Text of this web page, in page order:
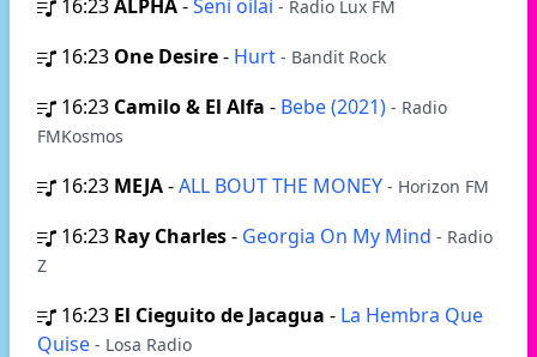
16:23ALPHA-Seni oilai - Radio Lux FM
16:23 One Desire- Hurt - Bandit Rock
16:23 Camilo & El Alfa - Bebe (2021) - Radio
FMKosmos
16:23 MEJA-ALL BOUT THE MONEY - Horizon FM
16:23 Ray Charles- Georgia On My Mind - Radio
Z
16:23 El Cieguito de Jacagua - La Hembra Que
Quise - Losa Radio